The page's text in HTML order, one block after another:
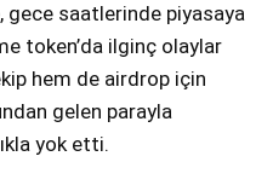
gece saatlerinde piyasaya
token’da ilginç olaylar
hem de airdrop için
gelen parayla
yok etti.